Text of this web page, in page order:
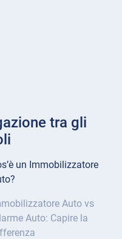
tra gli
un Immobilizzatore
Auto vs
Auto: Capire la